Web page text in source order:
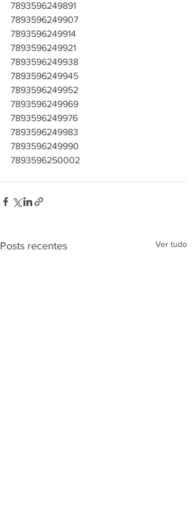
7893596249891
7893596249907
7893596249914
7893596249921
7893596249938
7893596249945
7893596249952
7893596249969
7893596249976
7893596249983
7893596249990
7893596250002
Posts recentes Ver tudo